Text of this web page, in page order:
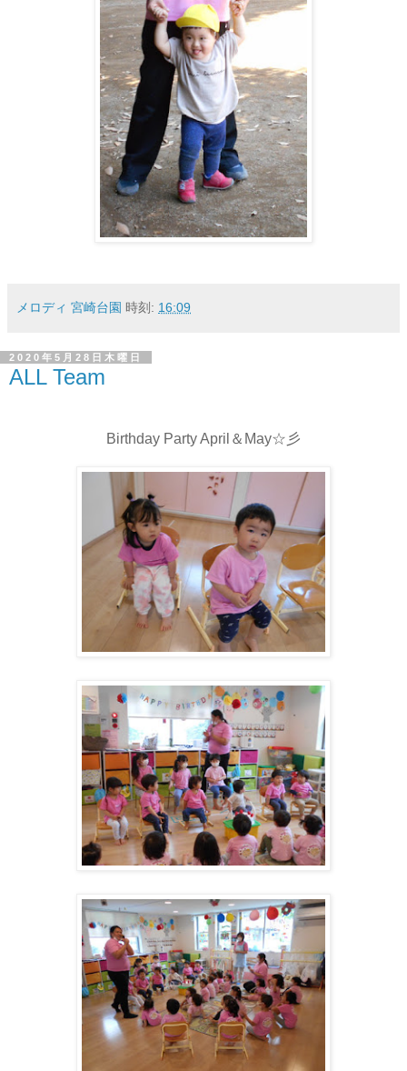
メロディ 宮崎台園 時刻: 16:09
2020年5月28日木曜日
ALL Team
Birthday Party April＆May☆彡